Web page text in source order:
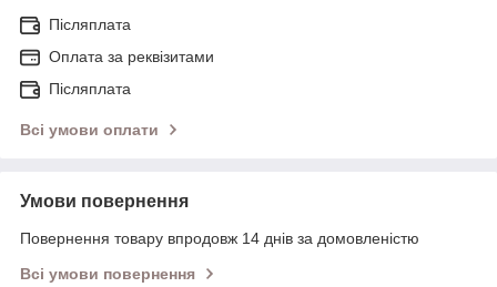
Післяплата
Оплата за реквізитами
Післяплата
Всі умови оплати
Умови повернення
Повернення товару впродовж 14 днів за домовленістю
Всі умови повернення